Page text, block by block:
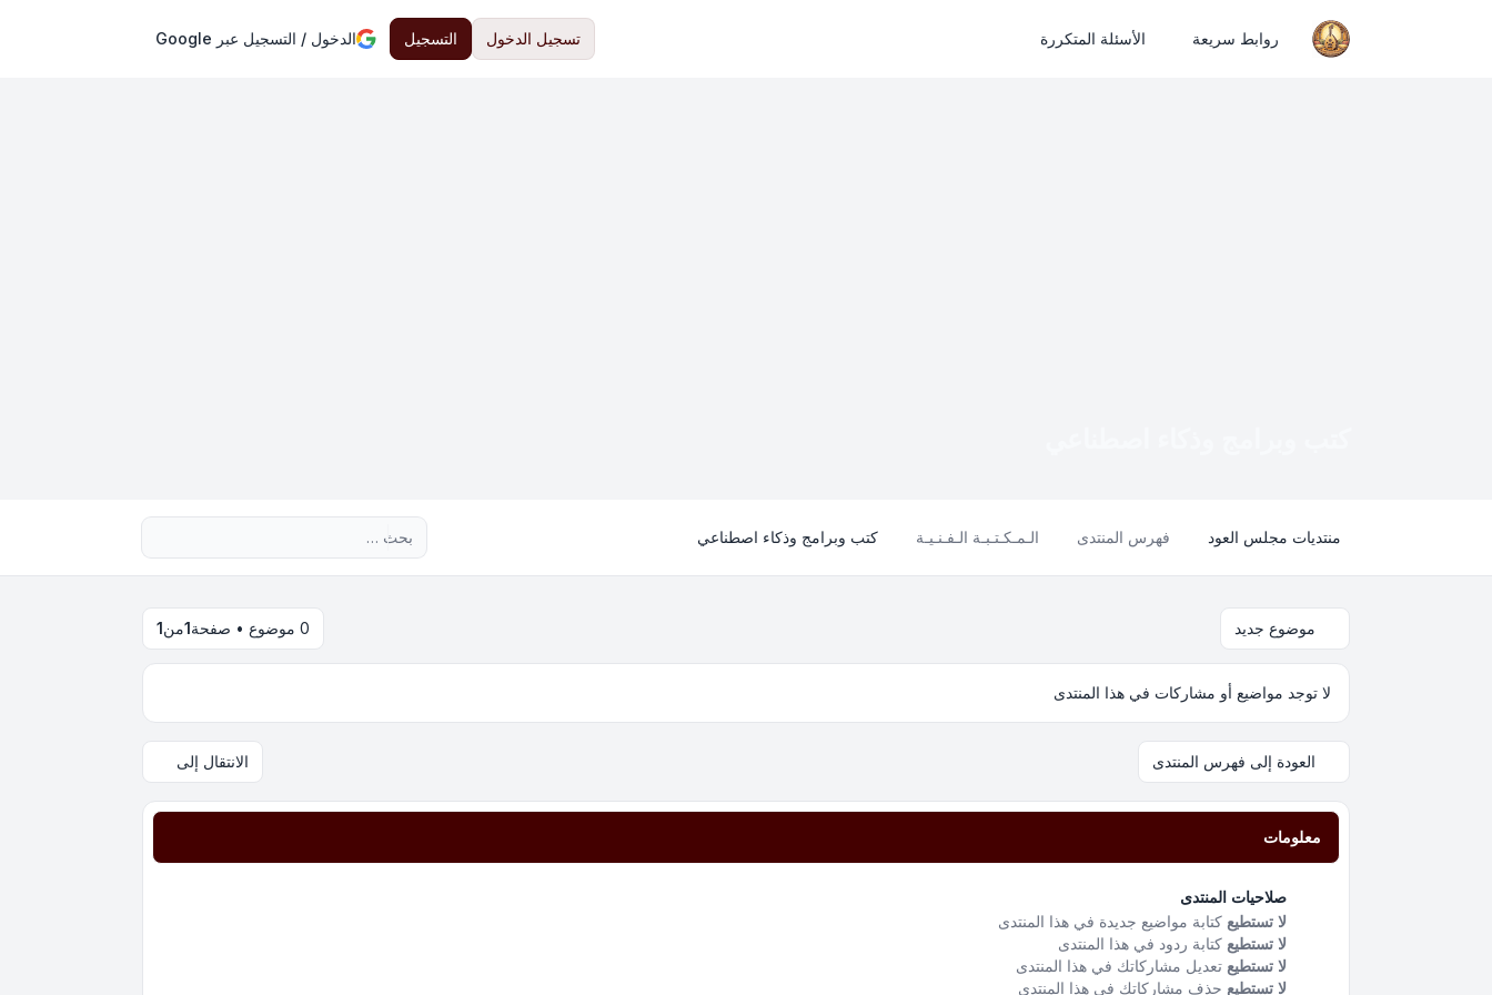
روابط سريعة الأسئلة المتكررة تسجيل الدخول التسجيل الدخول / التسجيل عبر Google
منتديات مجلس العود فهرس المنتدى الـمـكـتـبـة الـفـنـيـة كتب وبرامج وذكاء اصطناعي
موضوع جديد 0 موضوع • صفحة 1من1
لا توجد مواضيع أو مشاركات في هذا المنتدى
العودة إلى فهرس المنتدى الانتقال إلى
معلومات
صلاحيات المنتدى
لا تستطيع كتابة مواضيع جديدة في هذا المنتدى
لا تستطيع كتابة ردود في هذا المنتدى
لا تستطيع تعديل مشاركاتك في هذا المنتدى
لا تستطيع حذف مشاركاتك في هذا المنتدى